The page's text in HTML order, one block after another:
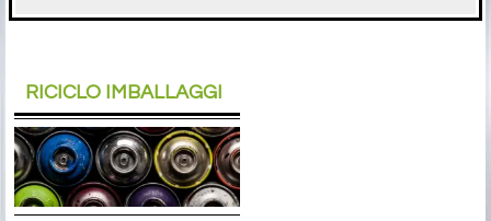
RICICLO IMBALLAGGI